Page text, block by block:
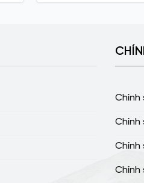
Chính
Chính
Chính
Chính